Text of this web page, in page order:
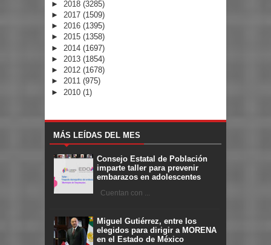
► 2018 (3285)
► 2017 (1509)
► 2016 (1395)
► 2015 (1358)
► 2014 (1697)
► 2013 (1854)
► 2012 (1678)
► 2011 (975)
► 2010 (1)
MÁS LEÍDAS DEL MES
Consejo Estatal de Población
imparte taller para prevenir
embarazos en adolescentes
Cuentan con ...
Miguel Gutiérrez, entre los
elegidos para dirigir a MORENA
en el Estado de México